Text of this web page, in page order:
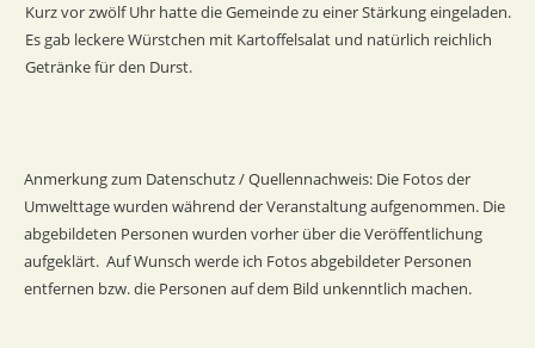
Kurz vor zwölf Uhr hatte die Gemeinde zu einer Stärkung eingeladen.
Es gab leckere Würstchen mit Kartoffelsalat und natürlich reichlich
Getränke für den Durst.
Anmerkung zum Datenschutz / Quellennachweis: Die Fotos der
Umwelttage wurden während der Veranstaltung aufgenommen. Die
abgebildeten Personen wurden vorher über die Veröffentlichung
aufgeklärt.  Auf Wunsch werde ich Fotos abgebildeter Personen
entfernen bzw. die Personen auf dem Bild unkenntlich machen.